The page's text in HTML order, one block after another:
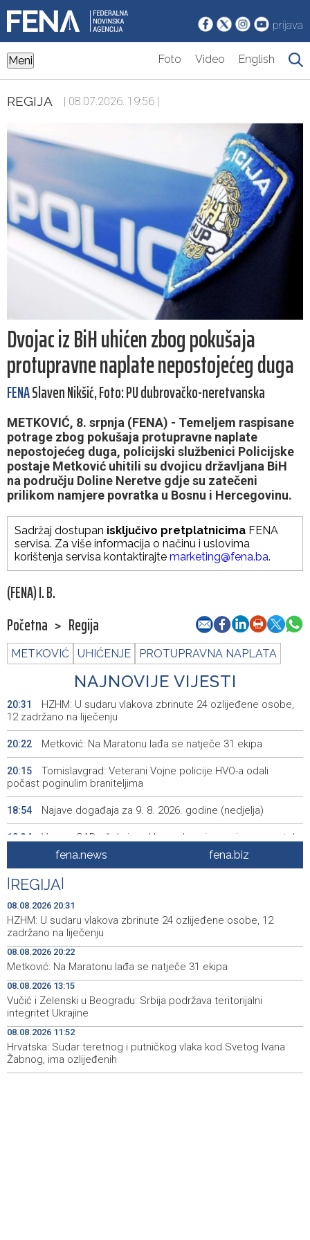
prijava
Meni Foto Video English
REGIJA | 08.07.2026. 19:56 |
Dvojac iz BiH uhićen zbog pokušaja
protupravne naplate nepostojećeg duga
FENASlaven Nikšić, Foto: PU dubrovačko-neretvanska
METKOVIĆ, 8. srpnja (FENA) - Temeljem raspisane
potrage zbog pokušaja protupravne naplate
nepostojećeg duga, policijski službenici Policijske
postaje Metković uhitili su dvojicu državljana BiH
na području Doline Neretve gdje su zatečeni
prilikom namjere povratka u Bosnu i Hercegovinu.
Sadržaj dostupan isključivo pretplatnicima FENA
servisa. Za više informacija o načinu i uslovima
korištenja servisa kontaktirajte marketing@fena.ba.
(FENA) I. B.
Početna > Regija
METKOVIĆ UHIĆENJE PROTUPRAVNA NAPLATA
NAJNOVIJE VIJESTI
20:31
HZHM: U sudaru vlakova zbrinute 24 ozlijeđene osobe,
12 zadržano na liječenju
20:22 Metković: Na Maratonu lađa se natječe 31 ekipa
20:15
Tomislavgrad: Veterani Vojne policije HVO-a odali
počast poginulim braniteljima
18:54 Najave događaja za 9. 8. 2026. godine (nedjelja)
18:34
Vance: SAD očekuje od Irana da osigura siguran protok
nafte kroz Hormuški moreuz
18:21
Iranski šef sigurnosti: Hormuški moreuz će ostati
zatvoren dok SAD ne ispuni zahtjeve Teherana
18:09
Iran 'vrlo blizu' dogovora s Omanom o novoj Hormuškoj
brodskoj ruti
18:05
Koncertom Marije Šerifović večeras se zatvara
manifestacija 'Dani dijaspore Travnik 2026'
17:26
Kod mosta Brčko - Gunja pronađene kosti, vještaci
sudske medicine utvrđuju porijeklo
17:15
'Pekijada' u Varešu okupila 37 ekipa iz četiri države
regiona
fena.news fena.biz
REGIJA
08.08.2026 20:31
HZHM: U sudaru vlakova zbrinute 24 ozlijeđene osobe, 12
zadržano na liječenju
08.08.2026 20:22
Metković: Na Maratonu lađa se natječe 31 ekipa
08.08.2026 13:15
Vučić i Zelenski u Beogradu: Srbija podržava teritorijalni
integritet Ukrajine
08.08.2026 11:52
Hrvatska: Sudar teretnog i putničkog vlaka kod Svetog Ivana
Žabnog, ima ozlijeđenih